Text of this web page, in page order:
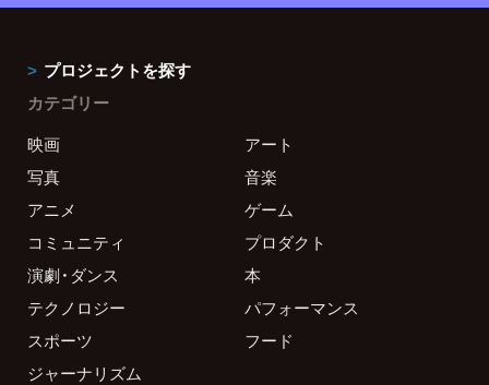
プロジェクトを探す
カテゴリー
映画
アート
写真
音楽
アニメ
ゲーム
コミュニティ
プロダクト
演劇・ダンス
本
テクノロジー
パフォーマンス
スポーツ
フード
ジャーナリズム